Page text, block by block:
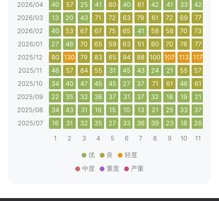
2026/04
40 57 25 41 60 40 61 42 41 33 42
2026/03
13 20 43 71 72 63 79 61 72 69 77
2026/02
40 53 67 67 75 65 41 58 58 70 73
2026/01
27 46 70 65 59 63 51 60 70 78 77
2025/12
80 130 79 83 65 94 88 100 107 113 117
2025/11
46 57 84 55 31 45 43 24 21 55 57
2025/10
34 40 47 45 45 27 37 71 61 46 61
2025/09
22 35 32 38 37 31 37 32 18 19 21
2025/08
34 43 31 16 15 10 13 21 25 33 37
2025/07
16 31 32 35 27 33 36 39 23 18 26
1
2 3 4 5 6 7 8 9 10 11
优 良
轻度
中度
重度 严重